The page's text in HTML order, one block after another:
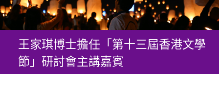
王家琪博士擔任「第十三屆香港文學
節」研討會主講嘉賓